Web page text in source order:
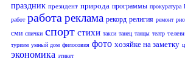
праздник президент природа программы прокуратура
работ работа реклама рекорд религия ремонт
сми спички спорт стихи такси танец танцы театр
туризм умный дом филосовия фото хозяйке на заметку
экономика этикет